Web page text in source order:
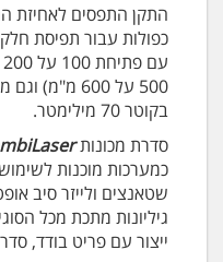
התקן התפסים לאחיזת
כפולות עבור תפיסת
500 על 600
בקוטר 70 מילימטר.
סדרת מכונות
כמערכות מוכנות
שטאנצים ולייזר סיב
גיליונות מתכת מכל
ייצור עם פריט בודד,